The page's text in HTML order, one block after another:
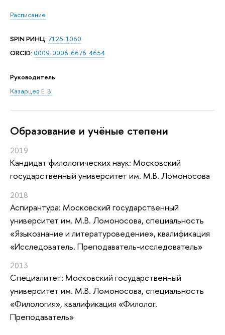
Расписание
SPIN РИНЦ: 7125-1060
ORCID: 0009-0006-6676-4654
Руководитель
Казарцев Е. В.
Oбразование и учёные степени
2019
Кандидат филологических наук: Московский
государственный университет им. М.В. Ломоносова
2018
Аспирантура: Московский государственный
университет им. М.В. Ломоносова, специальность
«Языкознание и литературоведение», квалификация
«Исследователь. Преподаватель-исследователь»
2013
Специалитет: Московский государственный
университет им. М.В. Ломоносова, специальность
«Филология», квалификация «Филолог.
Преподаватель»